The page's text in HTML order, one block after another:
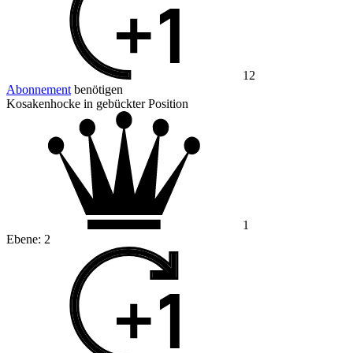
12
Abonnement benötigen
Kosakenhocke in gebückter Position
1
Ebene: 2